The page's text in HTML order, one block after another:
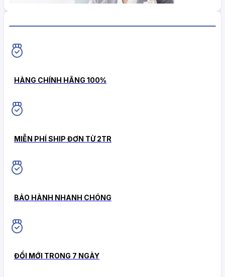
HÀNG CHÍNH HÃNG 100%
MIỄN PHÍ SHIP ĐƠN TỪ 2TR
BẢO HÀNH NHANH CHÓNG
ĐỔI MỚI TRONG 7 NGÀY